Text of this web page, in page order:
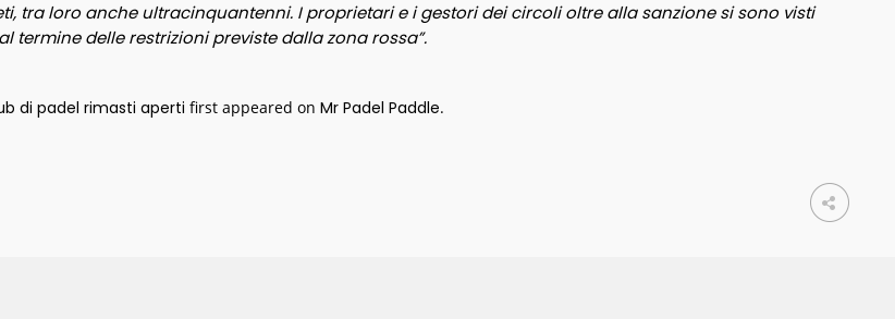
tra loro anche ultracinquantenni. I proprietari e i gestori dei circoli oltre alla sanzione si sono visti
termine delle restrizioni previste dalla zona rossa”.
di padel rimasti aperti first appeared on Mr Padel Paddle.